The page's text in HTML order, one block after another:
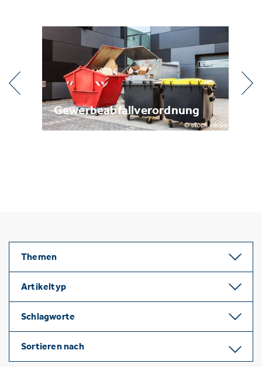
Gewerbeabfallverordnung
Themen
Artikeltyp
Schlagworte
Sortieren nach